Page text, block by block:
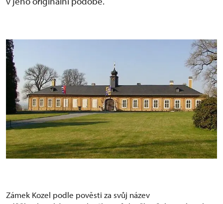
Zámek Kozel podle pověsti za svůj název